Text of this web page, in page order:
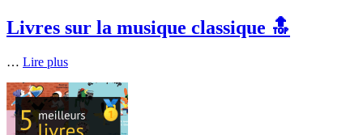
Livres sur la musique classique 🔝
… Lire plus